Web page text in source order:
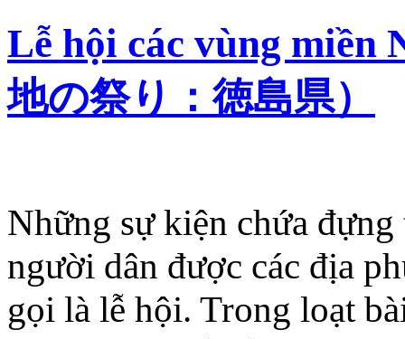
Lễ hội các vùng miền
地の祭り：徳島県）
Những sự kiện chứa
người dân được các địa
gọi là lễ hội. Trong loạt